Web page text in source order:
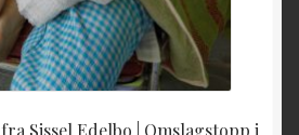
Sissel Edelbo | Omslagstopp i